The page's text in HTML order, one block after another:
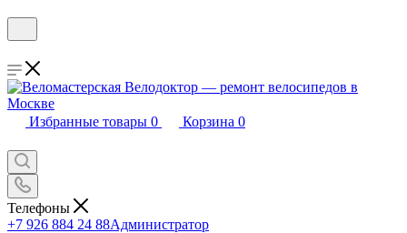
Избранные товары 0 Корзина 0
Телефоны
+7 926 884 24 88Администратор